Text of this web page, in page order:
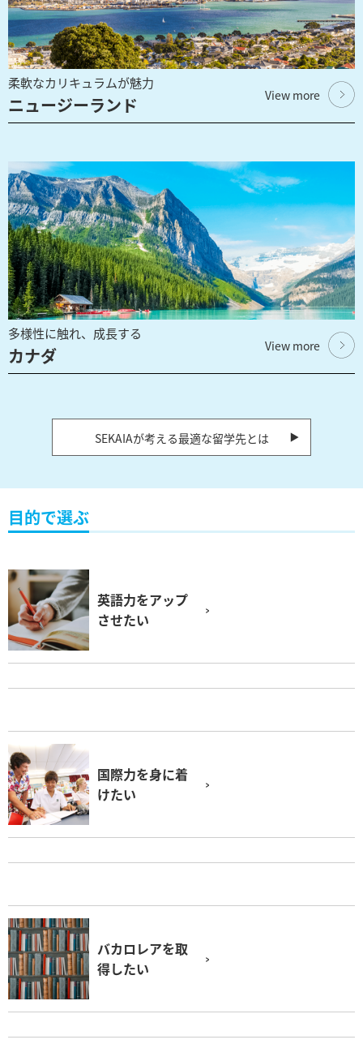
柔軟なカリキュラムが魅力
ニュージーランド View more
多様性に触れ、成長する
カナダ View more
SEKAIAが考える最適な留学先とは
目的で選ぶ
英語力をアップ
させたい
国際力を身に着
けたい
バカロレアを取
得したい